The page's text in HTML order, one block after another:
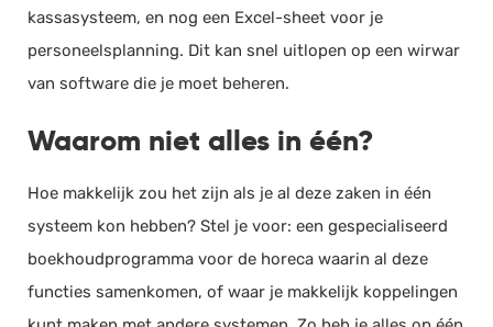
kassasysteem, en nog een Excel-sheet voor je
personeelsplanning. Dit kan snel uitlopen op een wirwar
van software die je moet beheren.
Waarom niet alles in één?
Hoe makkelijk zou het zijn als je al deze zaken in één
systeem kon hebben? Stel je voor: een gespecialiseerd
boekhoudprogramma voor de horeca waarin al deze
functies samenkomen, of waar je makkelijk koppelingen